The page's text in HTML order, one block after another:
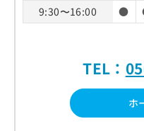
9:30〜16:00
●
TEL：
ホ